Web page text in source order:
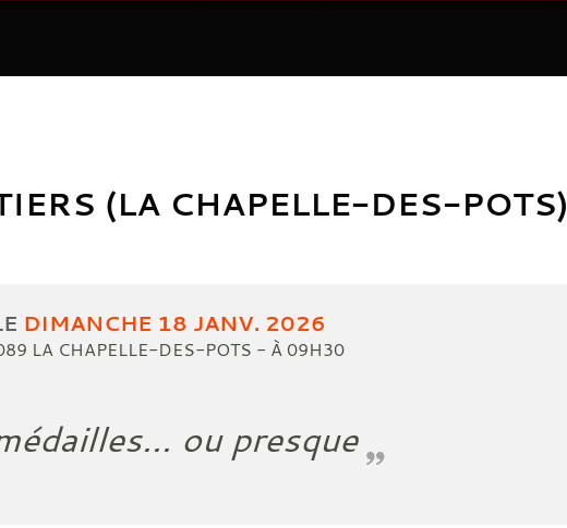
(LA CHAPELLE-DES-POTS)
DIMANCHE 18 JANV. 2026
LA CHAPELLE-DES-POTS - À 09H30
médailles... ou presque